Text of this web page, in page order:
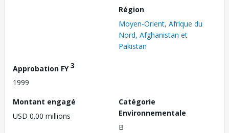
Région
Moyen-Orient, Afrique du
Nord, Afghanistan et
Pakistan
Approbation FY3
1999
Montant engagé
USD 0.00 millions
Catégorie
Environnementale
B